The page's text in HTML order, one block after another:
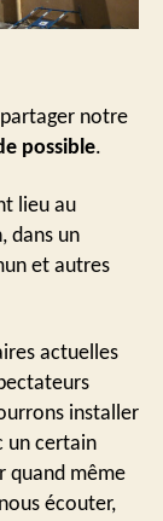
notre
possible.
lieu au
dans un
et autres
actuelles
installer
un certain
quand même
écouter,